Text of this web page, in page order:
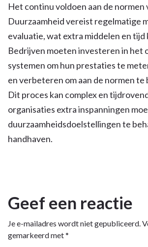
Het continu voldoen aan de normen
Duurzaamheid vereist regelmatige
evaluatie, wat extra middelen en tijd
Bedrijven moeten investeren in het
systemen om hun prestaties te
en verbeteren om aan de normen te
Dit proces kan complex en
organisaties extra inspanningen
duurzaamheidsdoelstellingen te
handhaven.
Geef een reactie
Je e-mailadres wordt niet gepubliceerd.
gemarkeerd met*